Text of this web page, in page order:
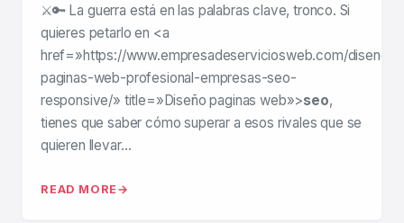
⚔️🔑 La guerra está en las palabras clave, tronco. Si
quieres petarlo en <a
href=»https://www.empresadeserviciosweb.com/diseno-
paginas-web-profesional-empresas-seo-
responsive/» title=»Diseño paginas web»>seo,
tienes que saber cómo superar a esos rivales que se
quieren llevar…
READ MORE